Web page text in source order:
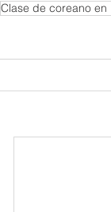
Clase de coreano